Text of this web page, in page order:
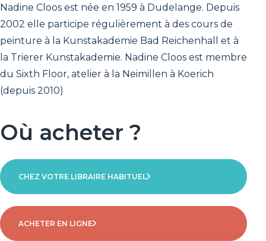
Poésie / Peinture
Date de sortie
15/02/2025
Nadine Cloos est née en 1959 à Dudelange. Depuis
2002 elle participe régulièrement à des cours de
peinture à la Kunstakademie Bad Reichenhall et à
la Trierer Kunstakademie. Nadine Cloos est membre
du Sixth Floor, atelier à la Neimillen à Koerich
(depuis 2010)
Où acheter ?
CHEZ VOTRE LIBRAIRE HABITUEL
ACHETER EN LIGNE